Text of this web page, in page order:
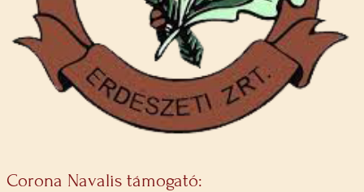
Corona Navalis támogató: